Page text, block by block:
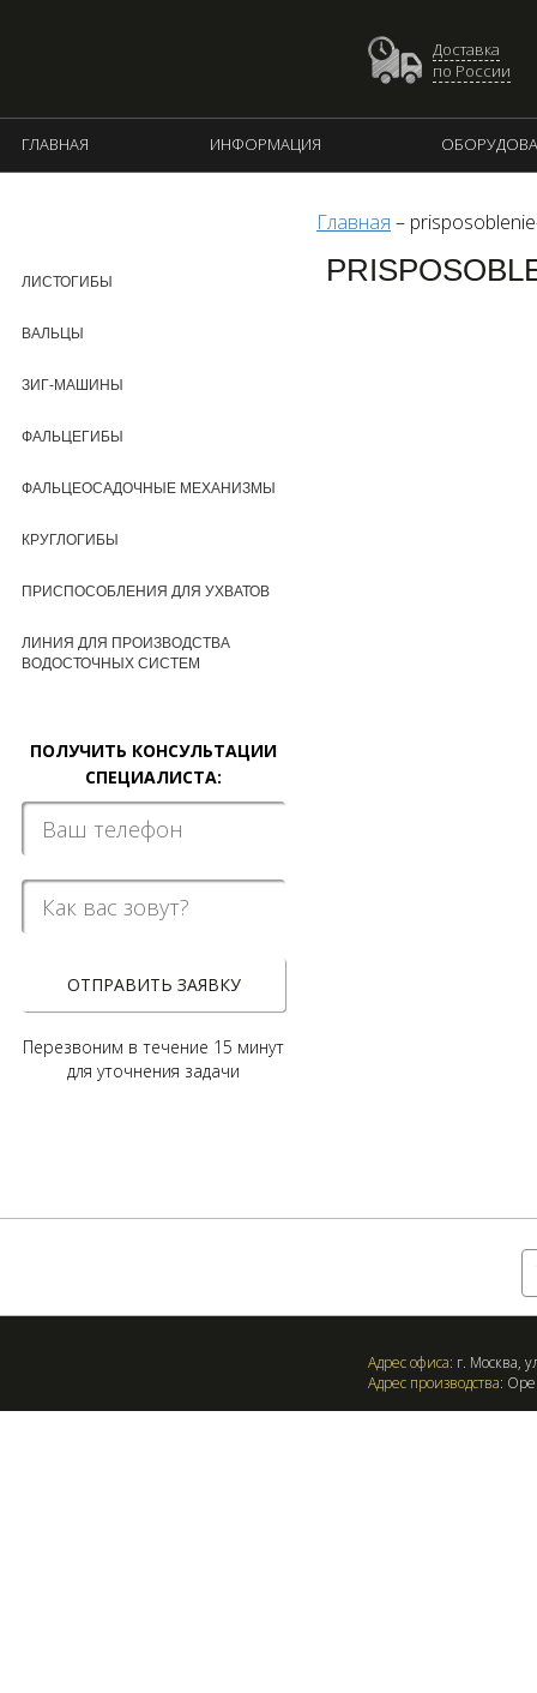
Доставка
по России
ГЛАВНАЯ ИНФОРМАЦИЯ
ЛИСТОГИБЫ
ВАЛЬЦЫ
ЗИГ-МАШИНЫ
ФАЛЬЦЕГИБЫ
ФАЛЬЦЕОСАДОЧНЫЕ МЕХАНИЗМЫ
КРУГЛОГИБЫ
ПРИСПОСОБЛЕНИЯ ДЛЯ УХВАТОВ
ЛИНИЯ ДЛЯ ПРОИЗВОДСТВА
ВОДОСТОЧНЫХ СИСТЕМ
ПОЛУЧИТЬ КОНСУЛЬТАЦИИ
СПЕЦИАЛИСТА:
ОТПРАВИТЬ ЗАЯВКУ
Перезвоним в течение 15 минут
для уточнения задачи
Главная –
Адрес офиса: г. Москва,
Адрес производства: